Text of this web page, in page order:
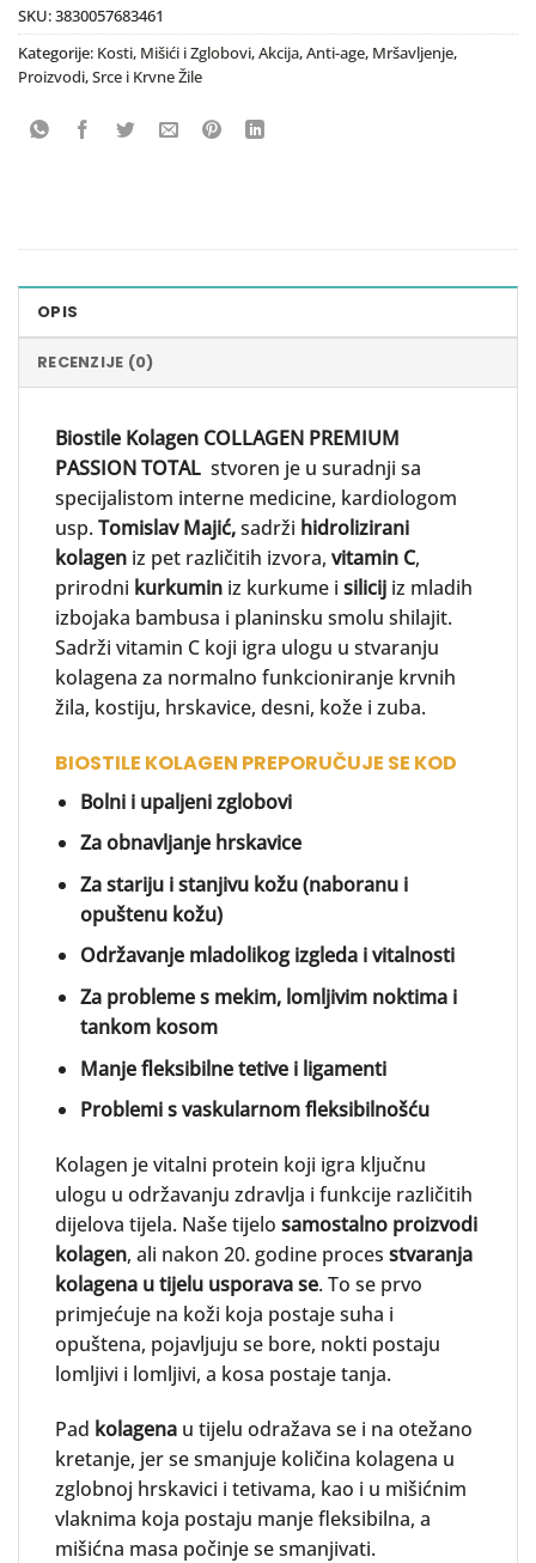
SKU:3830057683461
Kategorije: Kosti, Mišići i Zglobovi,Akcija,Anti-age, Mršavljenje,
Proizvodi,Srce i Krvne Žile
OPIS
RECENZIJE (0)
Biostile Kolagen COLLAGEN PREMIUM
PASSION TOTAL stvoren je u suradnji sa
specijalistom interne medicine, kardiologom
usp. Tomislav Majić,sadrži hidrolizirani
kolagen iz pet različitih izvora, vitamin C,
prirodni kurkumin iz kurkume i silicij iz mladih
izbojaka bambusa i planinsku smolu shilajit.
Sadrži vitamin C koji igra ulogu u stvaranju
kolagena za normalno funkcioniranje krvnih
žila, kostiju, hrskavice, desni, kože i zuba.
BIOSTILE KOLAGEN PREPORUČUJE SE KOD
Bolni i upaljeni zglobovi
Za obnavljanje hrskavice
Za stariju i stanjivu kožu (naboranu i
opuštenu kožu)
Održavanje mladolikog izgleda i vitalnosti
Za probleme s mekim, lomljivim noktima i
tankom kosom
Manje fleksibilne tetive i ligamenti
Problemi s vaskularnom fleksibilnošću
Kolagen je vitalni protein koji igra ključnu
ulogu u održavanju zdravlja i funkcije različitih
dijelova tijela. Naše tijelo samostalno proizvodi
kolagen, ali nakon 20. godine proces stvaranja
kolagena u tijelu usporava se. To se prvo
primjećuje na koži koja postaje suha i
opuštena, pojavljuju se bore, nokti postaju
lomljivi i lomljivi, a kosa postaje tanja.
Pad kolagena u tijelu odražava se i na otežano
kretanje, jer se smanjuje količina kolagena u
zglobnoj hrskavici i tetivama, kao i u mišićnim
vlaknima koja postaju manje fleksibilna, a
mišićna masa počinje se smanjivati.